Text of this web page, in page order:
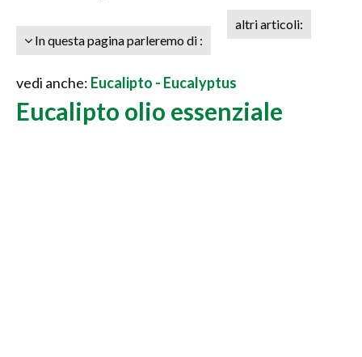
In questa pagina parleremo di :
altri articoli:
vedi anche: Eucalipto - Eucalyptus
Eucalipto olio essenziale